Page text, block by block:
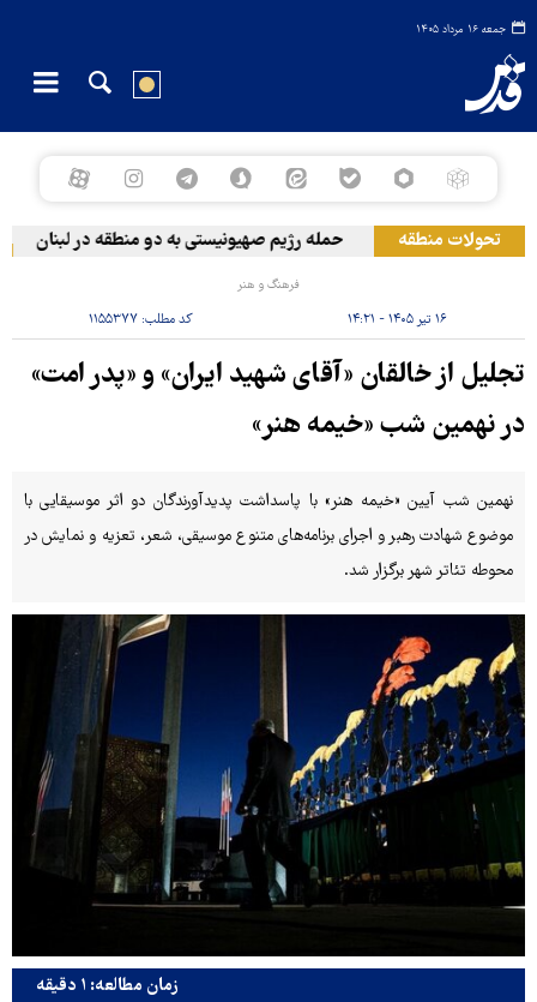
جمعه ۱۶ مرداد ۱۴۰۵
تحولات منطقه حمله رژیم صهیونیستی به دو منطقه در لبنان
فرهنگ و هنر
۱۶ تیر ۱۴۰۵ - ۱۴:۲۱ کد مطلب:۱۱۵۵۳۷۷
تجلیل از خالقان «آقای شهید ایران» و «پدر امت»
در نهمین شب «خیمه هنر»
نهمین شب آیین «خیمه هنر» با پاسداشت پدیدآورندگان دو اثر موسیقایی با
موضوع شهادت رهبر و اجرای برنامه‌های متنوع موسیقی، شعر، تعزیه و نمایش در
محوطه تئاتر شهر برگزار شد.
زمان مطالعه: ۱ دقیقه